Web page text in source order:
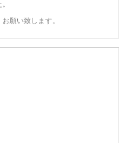
願い致します。